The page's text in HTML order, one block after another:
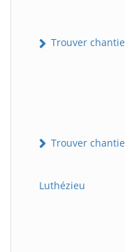
Trouver
Trouver
Luthézieu